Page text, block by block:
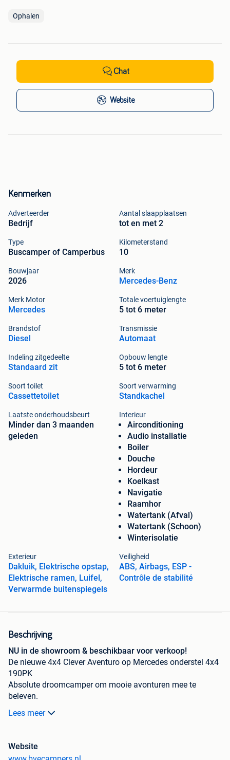
Kenmerken
Adverteerder
Bedrijf
Aantal slaapplaatsen
tot en met 2
Type
Buscamper of Camperbus
Kilometerstand
10
Bouwjaar
2026
Merk
Mercedes-Benz
Merk Motor
Mercedes
Totale voertuiglengte
5 tot 6 meter
Brandstof
Diesel
Transmissie
Automaat
Indeling zitgedeelte
Standaard zit
Opbouw lengte
5 tot 6 meter
Soort toilet
Cassettetoilet
Soort verwarming
Standkachel
Laatste onderhoudsbeurt
Minder dan 3 maanden
geleden
Interieur
Airconditioning
Audio installatie
Boiler
Douche
Hordeur
Koelkast
Navigatie
Raamhor
Watertank (Afval)
Watertank (Schoon)
Winterisolatie
Exterieur
Dakluik, Elektrische opstap,
Elektrische ramen, Luifel,
Verwarmde buitenspiegels
Veiligheid
ABS, Airbags, ESP -
Contrôle de stabilité
Beschrijving
NU in de showroom & beschikbaar voor verkoop!
De nieuwe 4x4 Clever Aventuro op Mercedes onderstel 4x4
190PK
Absolute droomcamper om mooie avonturen mee te
beleven.
Lang bed d.m.v. slide-out.
Bull-bar
Lees meer
Website
Ophalen
Chat
Website